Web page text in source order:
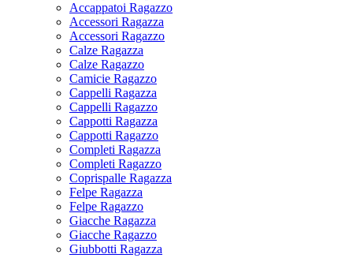
Accappatoi Ragazzo
Accessori Ragazza
Accessori Ragazzo
Calze Ragazza
Calze Ragazzo
Camicie Ragazzo
Cappelli Ragazza
Cappelli Ragazzo
Cappotti Ragazza
Cappotti Ragazzo
Completi Ragazza
Completi Ragazzo
Coprispalle Ragazza
Felpe Ragazza
Felpe Ragazzo
Giacche Ragazza
Giacche Ragazzo
Giubbotti Ragazza